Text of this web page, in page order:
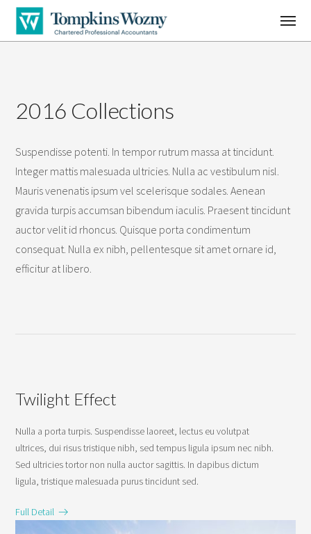
2016 Collections
Suspendisse potenti. In tempor rutrum massa at tincidunt.
Integer mattis malesuada ultricies. Nulla ac vestibulum nisl.
Mauris venenatis ipsum vel scelerisque sodales. Aenean
gravida turpis accumsan bibendum iaculis. Praesent tincidunt
auctor velit id rhoncus. Quisque porta condimentum
consequat. Nulla ex nibh, pellentesque sit amet ornare id,
efficitur at libero.
Twilight Effect
Nulla a porta turpis. Suspendisse laoreet, lectus eu volutpat
ultrices, dui risus tristique nibh, sed tempus ligula ipsum nec nibh.
Sed ultricies tortor non nulla auctor sagittis. In dapibus dictum
ligula, tristique malesuada purus tincidunt sed.
Full Detail